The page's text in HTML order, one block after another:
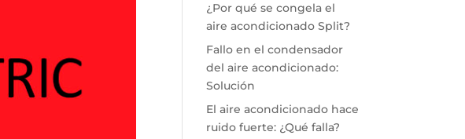
¿Por qué se congela el
aire acondicionado Split?
Fallo en el condensador
del aire acondicionado:
Solución
El aire acondicionado hace
ruido fuerte: ¿Qué falla?